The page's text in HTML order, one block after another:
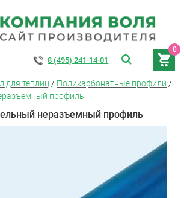
0
8 (495) 241-14-01
для теплиц / Поликарбонатные профили /
профиль
неразъемный профиль